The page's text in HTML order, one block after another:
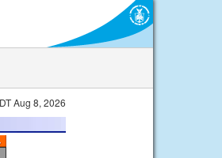
Aug 8, 2026